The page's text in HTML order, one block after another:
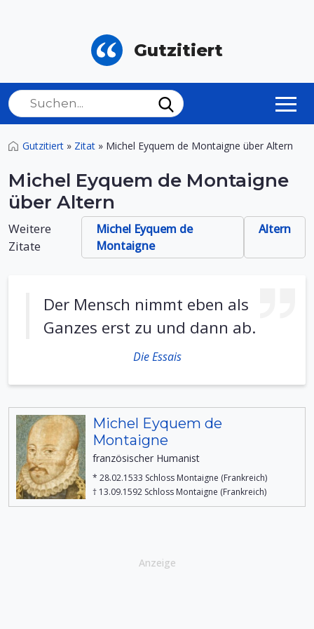
Gutzitiert
Gutzitiert » Zitat » Michel Eyquem de Montaigne über Altern
Michel Eyquem de Montaigne
über Altern
Weitere
Zitate
Michel Eyquem de
Montaigne
Altern
Der Mensch nimmt eben als
Ganzes erst zu und dann ab.
Die Essais
Michel Eyquem de
Montaigne
französischer Humanist
* 28.02.1533 Schloss Montaigne (Frankreich)
† 13.09.1592 Schloss Montaigne (Frankreich)
Anzeige